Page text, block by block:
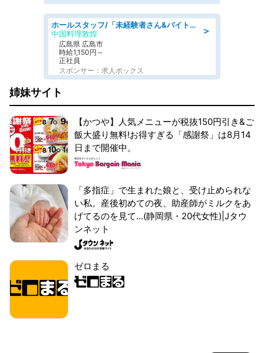
＞
ホールスタッフ/「未経験者さん&バイトデビューも大歓迎」残業ほぼなし×1日3時間〜勤務OK!フォロー体制も充実/広島県/広島市南区
中国料理敦煌
広島県 広島市
時給1,150円～
正社員
スポンサー：求人ボックス
姉妹サイト
【かつや】人気メニューが税抜150円引き&ご
飯大盛り無料!お得すぎる「感謝祭」は8月14
日まで開催中。
「多指症」で生まれた娘と、受け止められな
い私。産後初めての夜、助産師がミルクをあ
げてるのを見て...(静岡県・20代女性)|Jタウ
ンネット
ゼロまる